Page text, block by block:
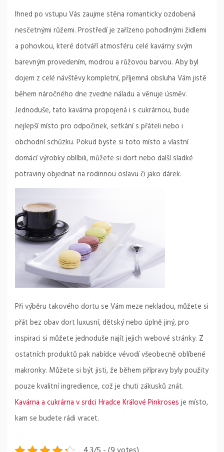
Ihned po vstupu Vás zaujme stěna romanticky ozdobená
nesčetnými růžemi. Prostředí je zařízeno pohodlnými židlemi
a pohovkou, které dotváří atmosféru celé kavárny svým
barevným provedením, modrou a růžovou barvou. Aby byl
dojem z celé návštěvy kompletní, příjemná obsluha Vám jistě
během náročného dne zvedne náladu a věnuje úsměv.
Jednoduše, tato kavárna propojená i s cukrárnou, bude
nejlepší místo pro odpočinek, setkání s přáteli nebo i
obchodní schůzku. Pokud byste si toto místo a vlastní
domácí výrobky oblíbili, můžete si dort nebo další sladké
potraviny objednat na rodinnou oslavu či jako dárek.
Při výběru takového dortu se Vám meze nekladou, můžete si
přát bez obav dort luxusní, dětský nebo úplně jiný, pro
inspiraci si můžete jednoduše najít jejich webové stránky. Z
ostatních produktů pak nabídce vévodí všeobecně oblíbené
makronky. Můžete si být jisti, že během přípravy byly použity
pouze kvalitní ingredience, což je chuti zákusků znát.
Kavárna a cukrárna v srdci Hradce Králové Pinkrosesje místo,
kam se budete rádi vracet.